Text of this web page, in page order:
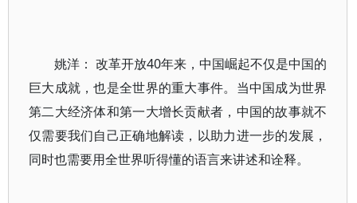
姚洋： 改革开放40年来，中国崛起不仅是中国的
巨大成就，也是全世界的重大事件。当中国成为世界
第二大经济体和第一大增长贡献者，中国的故事就不
仅需要我们自己正确地解读，以助力进一步的发展，
同时也需要用全世界听得懂的语言来讲述和诠释。